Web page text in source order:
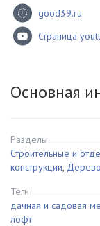
good39.ru
Страница
Основная
Разделы
Строительные и
конструкции,
Теги
дачная и садовая
лофт